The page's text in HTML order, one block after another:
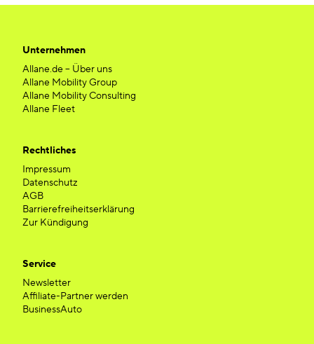
Unternehmen
Allane.de – Über uns
Allane Mobility Group
Allane Mobility Consulting
Allane Fleet
Rechtliches
Impressum
Datenschutz
AGB
Barrierefreiheitserklärung
Zur Kündigung
Service
Newsletter
Affiliate-Partner werden
BusinessAuto